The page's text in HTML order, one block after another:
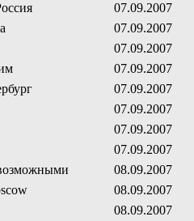
07.09.2007
07.09.2007
07.09.2007
07.09.2007
07.09.2007
07.09.2007
07.09.2007
07.09.2007
08.09.2007
08.09.2007
08.09.2007